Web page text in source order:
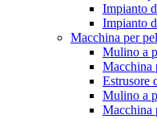
Impianto
Impianto
Macchina per
Mulino a
Macchina
Estrusore
Mulino a
Macchina